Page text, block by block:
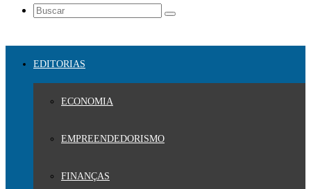
EDITORIAS
ECONOMIA
EMPREENDEDORISMO
FINANÇAS